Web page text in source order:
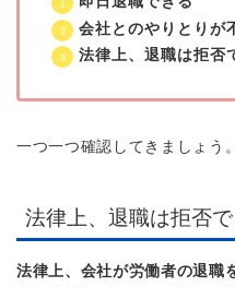
会社とのやりとりが
法律上、退職は拒否
一つ一つ確認してきましょう。
法律上、退職は拒否
法律上、会社が労働者の退職